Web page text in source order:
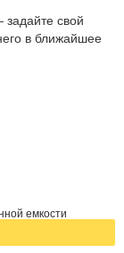
свой
в ближайшее
емкости